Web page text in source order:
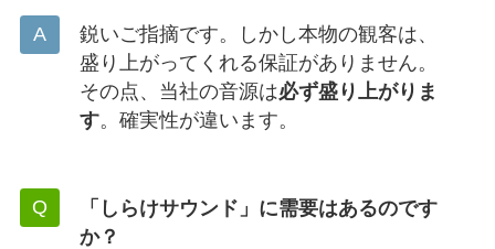
鋭いご指摘です。しかし本物の観客は、
盛り上がってくれる保証がありません。
その点、当社の音源は必ず盛り上がりま
す。確実性が違います。
「しらけサウンド」に需要はあるのです
か？